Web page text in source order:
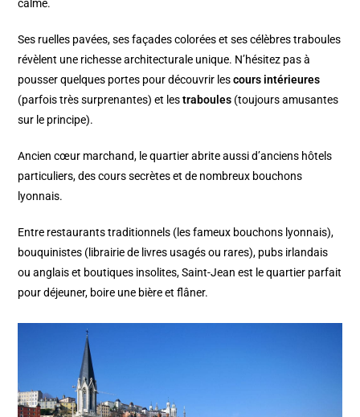
calme.
Ses ruelles pavées, ses façades colorées et ses célèbres traboules
révèlent une richesse architecturale unique. N’hésitez pas à
pousser quelques portes pour découvrir lescours intérieures
(parfois très surprenantes) et lestraboules (toujours amusantes
sur le principe).
Ancien cœur marchand, le quartier abrite aussi d’anciens hôtels
particuliers, des cours secrètes et de nombreux bouchons
lyonnais.
Entre restaurants traditionnels (les fameux bouchons lyonnais),
bouquinistes (librairie de livres usagés ou rares), pubs irlandais
ou anglais et boutiques insolites, Saint-Jean est le quartier parfait
pour déjeuner, boire une bière et flâner.